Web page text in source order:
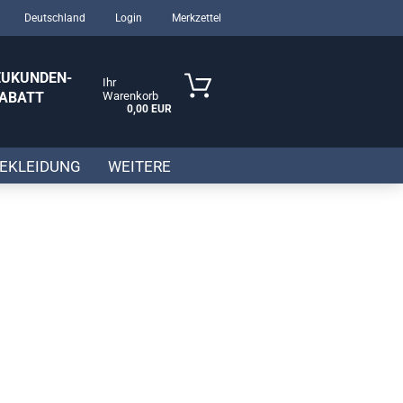
Deutschland Login Merkzettel
Ihr
Warenkorb
0,00 EUR
WEITERE